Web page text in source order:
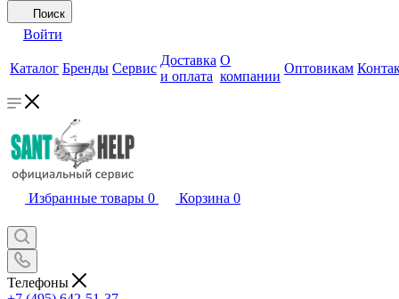
Поиск
Войти
Каталог Бренды Сервис
Доставка
и оплата
О
компании
Оптовикам
Избранные товары 0 Корзина 0
Телефоны